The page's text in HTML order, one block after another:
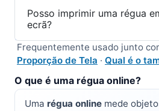
Posso imprimir uma régua
ecrã?
Frequentemente usado junto
Proporção de Tela · Qual é o
O que é uma régua online?
Uma régua online mede